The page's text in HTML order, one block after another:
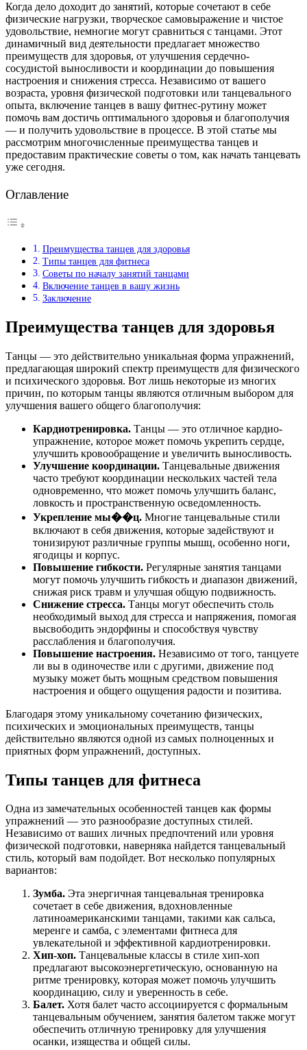
Когда дело доходит до занятий, которые сочетают в себе
физические нагрузки, творческое самовыражение и чистое
удовольствие, немногие могут сравниться с танцами. Этот
динамичный вид деятельности предлагает множество
преимуществ для здоровья, от улучшения сердечно-
сосудистой выносливости и координации до повышения
настроения и снижения стресса. Независимо от вашего
возраста, уровня физической подготовки или танцевального
опыта, включение танцев в вашу фитнес-рутину может
помочь вам достичь оптимального здоровья и благополучия
— и получить удовольствие в процессе. В этой статье мы
рассмотрим многочисленные преимущества танцев и
предоставим практические советы о том, как начать танцевать
уже сегодня.
Оглавление
Преимущества танцев для здоровья
Типы танцев для фитнеса
Советы по началу занятий танцами
Включение танцев в вашу жизнь
Заключение
Преимущества танцев для здоровья
Танцы — это действительно уникальная форма упражнений,
предлагающая широкий спектр преимуществ для физического
и психического здоровья. Вот лишь некоторые из многих
причин, по которым танцы являются отличным выбором для
улучшения вашего общего благополучия:
Кардиотренировка. Танцы — это отличное кардио-
упражнение, которое может помочь укрепить сердце,
улучшить кровообращение и увеличить выносливость.
Улучшение координации. Танцевальные движения
часто требуют координации нескольких частей тела
одновременно, что может помочь улучшить баланс,
ловкость и пространственную осведомленность.
Укрепление мы��ц. Многие танцевальные стили
включают в себя движения, которые задействуют и
тонизируют различные группы мышц, особенно ноги,
ягодицы и корпус.
Повышение гибкости. Регулярные занятия танцами
могут помочь улучшить гибкость и диапазон движений,
снижая риск травм и улучшая общую подвижность.
Снижение стресса. Танцы могут обеспечить столь
необходимый выход для стресса и напряжения, помогая
высвободить эндорфины и способствуя чувству
расслабления и благополучия.
Повышение настроения. Независимо от того, танцуете
ли вы в одиночестве или с другими, движение под
музыку может быть мощным средством повышения
настроения и общего ощущения радости и позитива.
Благодаря этому уникальному сочетанию физических,
психических и эмоциональных преимуществ, танцы
действительно являются одной из самых полноценных и
приятных форм упражнений, доступных.
Типы танцев для фитнеса
Одна из замечательных особенностей танцев как формы
упражнений — это разнообразие доступных стилей.
Независимо от ваших личных предпочтений или уровня
физической подготовки, наверняка найдется танцевальный
стиль, который вам подойдет. Вот несколько популярных
вариантов:
Зумба. Эта энергичная танцевальная тренировка
сочетает в себе движения, вдохновленные
латиноамериканскими танцами, такими как сальса,
меренге и самба, с элементами фитнеса для
увлекательной и эффективной кардиотренировки.
Хип-хоп. Танцевальные классы в стиле хип-хоп
предлагают высокоэнергетическую, основанную на
ритме тренировку, которая может помочь улучшить
координацию, силу и уверенность в себе.
Балет. Хотя балет часто ассоциируется с формальным
танцевальным обучением, занятия балетом также могут
обеспечить отличную тренировку для улучшения
осанки, изящества и общей силы.